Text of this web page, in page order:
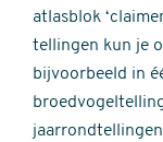
atlasblok
tellingen kun je
bijvoorbeeld in